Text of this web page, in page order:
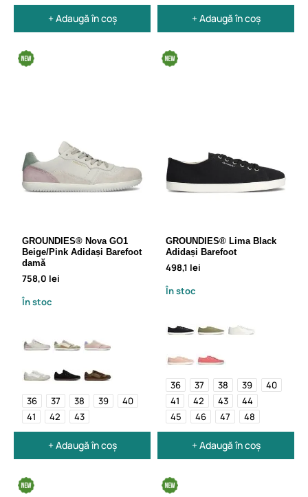
+ Adaugă în coș + Adaugă în coș
GROUNDIES® Nova GO1
Beige/Pink Adidași Barefoot
damă
758,0 lei
În stoc
36 37 38 39
40
41
42 43
+ Adaugă în coș
GROUNDIES® Lima Black
Adidași Barefoot
498,1 lei
În stoc
36 37 38 39
40
41
42 43
44
45
46 47 48
+ Adaugă în coș